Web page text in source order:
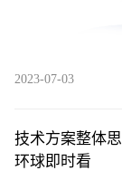
2023-07-03
技术方案整体
环球即时看